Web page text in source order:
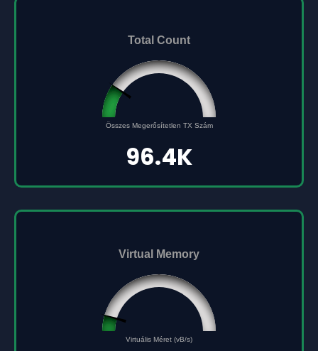
Total Count
Összes Megerősítetlen TX Szám
0 500000
96.4K
Virtual Memory
45561691
Virtuális Méret (vB/s)500000000